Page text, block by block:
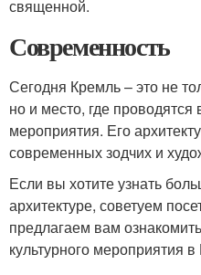
священной.
Современность
Сегодня Кремль – это не
но и место, где
мероприятия. Его
современных зодчих и
Если вы хотите узнать
архитектуре, советуем
предлагаем вам
культурного мероприятия